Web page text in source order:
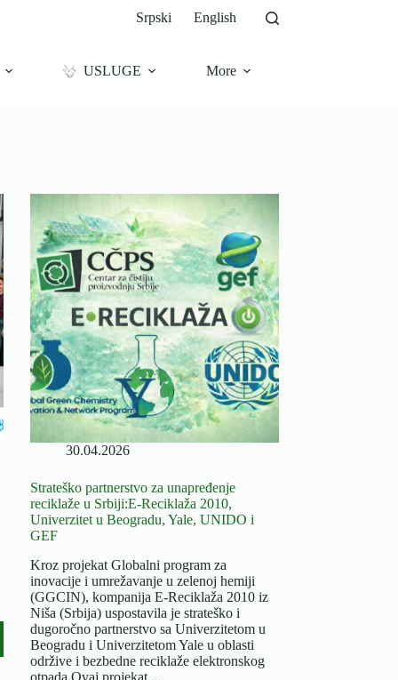
Srpski English
USLUGE More
30.04.2026
Strateško partnerstvo za unapređenje
reciklaže u Srbiji:E-Reciklaža 2010,
Univerzitet u Beogradu, Yale, UNIDO i
GEF
Kroz projekat Globalni program za
inovacije i umrežavanje u zelenoj hemiji
(GGCIN), kompanija E-Reciklaža 2010 iz
Niša (Srbija) uspostavila je strateško i
dugoročno partnerstvo sa Univerzitetom u
Beogradu i Univerzitetom Yale u oblasti
održive i bezbedne reciklaže elektronskog
otpada.Ovaj projekat…